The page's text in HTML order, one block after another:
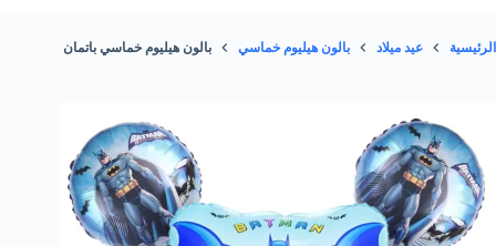
الرئيسية عيد ميلاد بالون هيليوم خماسي بالون هيليوم خماسي باتمان